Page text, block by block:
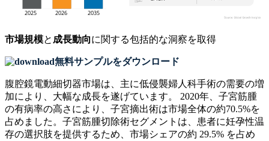
市場規模と 成長動向に関する包括的な洞察を取得
無料サンプルをダウンロード
腹腔鏡電動細切器市場は、主に低侵襲婦人科手術の需要の増
加により、大幅な成長を遂げています。 2020年、子宮筋腫
の有病率の高さにより、子宮摘出術は市場全体の約70.5%を
占めました。子宮筋腫切除術セグメントは、患者に妊孕性温
存の選択肢を提供するため、市場シェアの約 29.5% を占め